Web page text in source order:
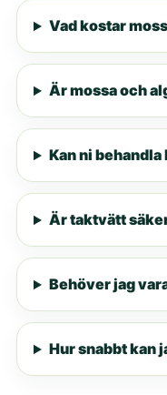
Vad kostar
Är mossa och
Kan ni
Är taktvätt
Behöver jag
Hur snabbt kan